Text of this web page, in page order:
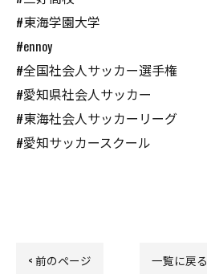
#東海学園大学
#ennoy
#全国社会人サッカー選手権
#愛知県社会人サッカー
#東海社会人サッカーリーグ
#愛知サッカースクール
< 前のページ 一覧に戻る